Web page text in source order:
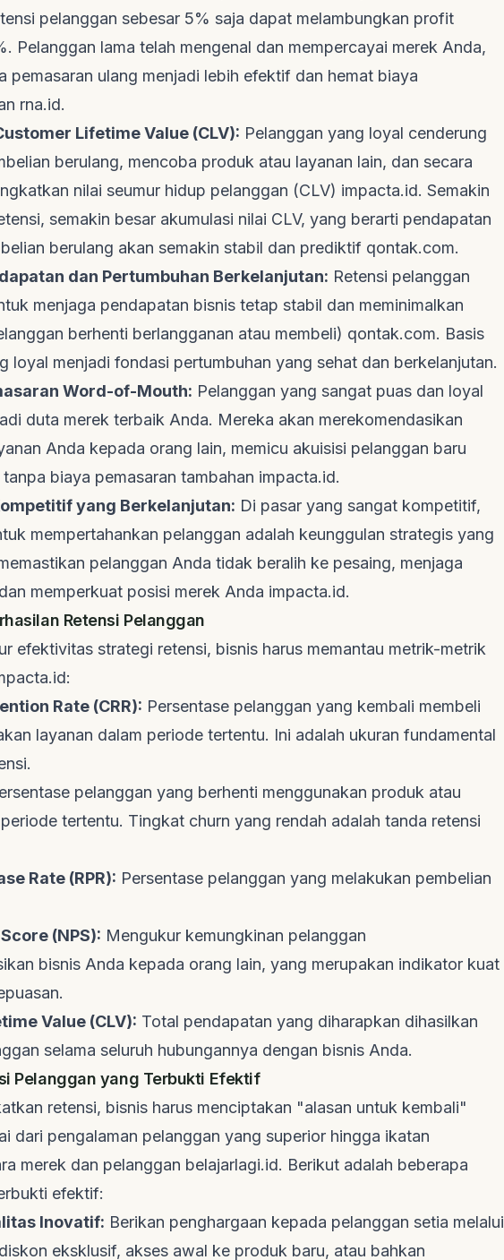
pelanggan sebesar 5% saja dapat melambungkan profit
Pelanggan lama telah mengenal dan mempercayai merek Anda,
pemasaran ulang menjadi lebih efektif dan hemat biaya
rna.id.
Lifetime Value (CLV): Pelanggan yang loyal cenderung
berulang, mencoba produk atau layanan lain, dan secara
nilai seumur hidup pelanggan (CLV) impacta.id. Semakin
semakin besar akumulasi nilai CLV, yang berarti pendapatan
berulang akan semakin stabil dan prediktif qontak.com.
dan Pertumbuhan Berkelanjutan: Retensi pelanggan
menjaga pendapatan bisnis tetap stabil dan meminimalkan
berhenti berlangganan atau membeli) qontak.com. Basis
loyal menjadi fondasi pertumbuhan yang sehat dan berkelanjutan.
Word-of-Mouth: Pelanggan yang sangat puas dan loyal
duta merek terbaik Anda. Mereka akan merekomendasikan
Anda kepada orang lain, memicu akuisisi pelanggan baru
biaya pemasaran tambahan impacta.id.
yang Berkelanjutan: Di pasar yang sangat kompetitif,
mempertahankan pelanggan adalah keunggulan strategis yang
pelanggan Anda tidak beralih ke pesaing, menjaga
memperkuat posisi merek Anda impacta.id.
Retensi Pelanggan
efektivitas strategi retensi, bisnis harus memantau metrik-metrik
:
Rate (CRR): Persentase pelanggan yang kembali membeli
layanan dalam periode tertentu. Ini adalah ukuran fundamental
pelanggan yang berhenti menggunakan produk atau
tertentu. Tingkat churn yang rendah adalah tanda retensi
Rate (RPR): Persentase pelanggan yang melakukan pembelian
(NPS): Mengukur kemungkinan pelanggan
bisnis Anda kepada orang lain, yang merupakan indikator kuat
Value (CLV): Total pendapatan yang diharapkan dihasilkan
selama seluruh hubungannya dengan bisnis Anda.
Pelanggan yang Terbukti Efektif
retensi, bisnis harus menciptakan "alasan untuk kembali"
dari pengalaman pelanggan yang superior hingga ikatan
merek dan pelanggan belajarlagi.id. Berikut adalah beberapa
efektif:
Inovatif: Berikan penghargaan kepada pelanggan setia melalui
eksklusif, akses awal ke produk baru, atau bahkan